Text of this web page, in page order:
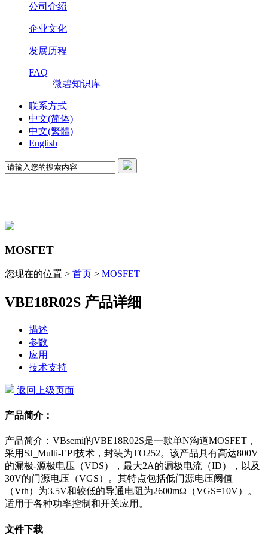
公司介绍
企业文化
发展历程
FAQ
微碧知识库
联系方式
中文(简体)
中文(繁體)
English
MOSFET
您现在的位置 > 首页 > MOSFET
VBE18R02S 产品详细
描述
参数
应用
技术支持
返回上级页面
产品简介：
产品简介：VBsemi的VBE18R02S是一款单N沟道MOSFET，
采用SJ_Multi-EPI技术，封装为TO252。该产品具有高达800V
的漏极-源极电压（VDS），最大2A的漏极电流（ID），以及
30V的门源电压（VGS）。其特点包括低门源电压阈值
（Vth）为3.5V和较低的导通电阻为2600mΩ（VGS=10V）。
适用于各种功率控制和开关应用。
文件下载